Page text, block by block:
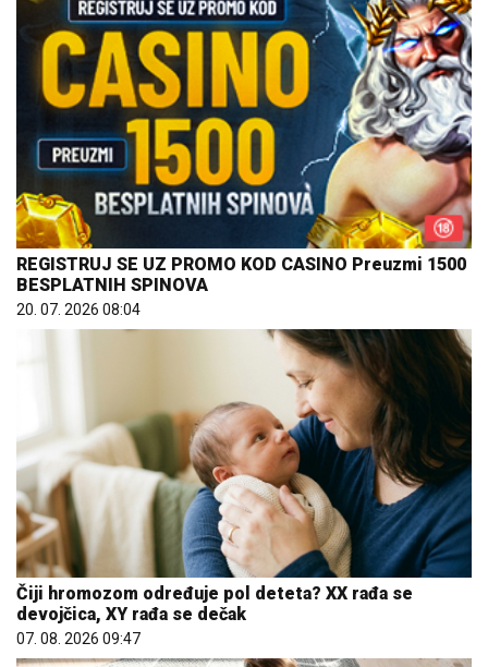
REGISTRUJ SE UZ PROMO KOD CASINO Preuzmi 1500
BESPLATNIH SPINOVA
20. 07. 2026 08:04
Čiji hromozom određuje pol deteta? XX rađa se
devojčica, XY rađa se dečak
07. 08. 2026 09:47